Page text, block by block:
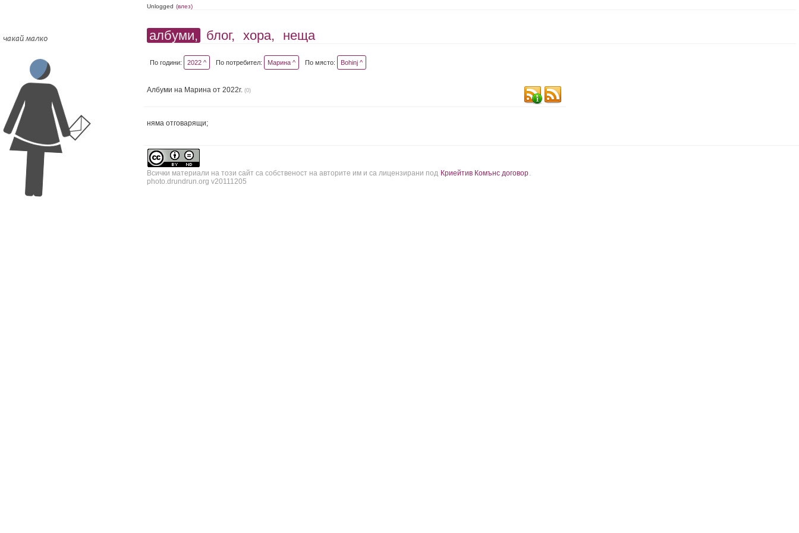
Unlogged (влез)
албуми, блог, хора, неща
По години: 2022 ^ По потребител: Марина ^ По място: Bohinj ^
Албуми на Марина от 2022г. (0)
няма отговарящи;
Всички материали на този сайт са собственост на авторите им и са лицензирани под Криейтив Комънс договор.
photo.drundrun.org v20111205